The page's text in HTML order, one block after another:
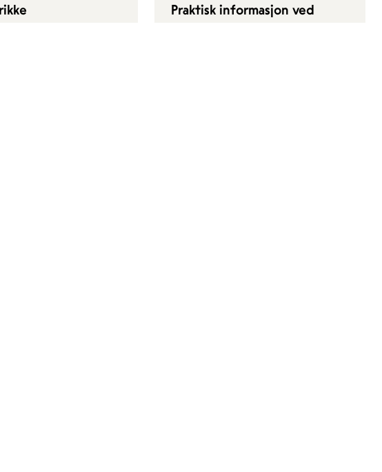
Praktisk informasjon ved